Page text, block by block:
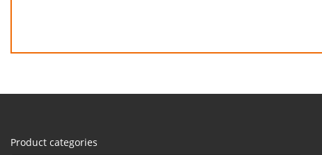
Product categories